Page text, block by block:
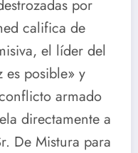
por
califica de
el líder del
es posible» y
armado
directamente a
De Mistura para